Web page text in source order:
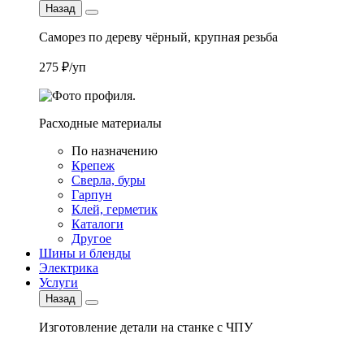
Назад
Саморез по дереву чёрный, крупная резьба
275 ₽/уп
Расходные материалы
По назначению
Крепеж
Сверла, буры
Гарпун
Клей, герметик
Каталоги
Другое
Шины и бленды
Электрика
Услуги
Назад
Изготовление детали на станке с ЧПУ